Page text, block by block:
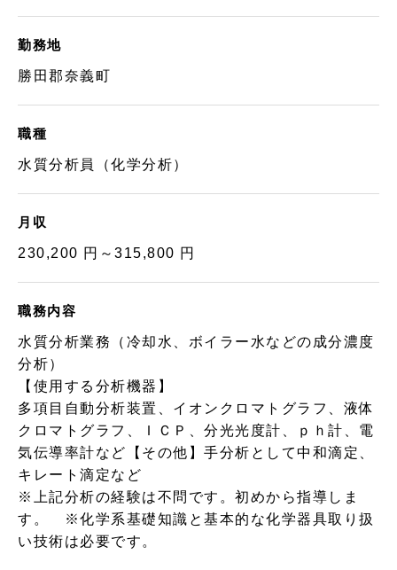
勤務地
勝田郡奈義町
職種
水質分析員（化学分析）
月収
230,200 円～315,800 円
職務内容
水質分析業務（冷却水、ボイラー水などの成分濃度
分析）
【使用する分析機器】
多項目自動分析装置、イオンクロマトグラフ、液体
クロマトグラフ、ＩＣＰ、分光光度計、ｐｈ計、電
気伝導率計など【その他】手分析として中和滴定、
キレート滴定など
※上記分析の経験は不問です。初めから指導しま
す。 ※化学系基礎知識と基本的な化学器具取り扱
い技術は必要です。